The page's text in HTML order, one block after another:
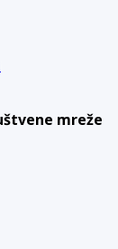
mreže